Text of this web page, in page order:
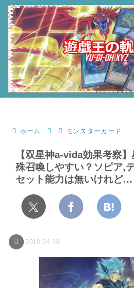
ホーム モンスターカード
【双星神a-vida効果考察
殊召喚しやすい？ソピア,
セット能力は無いけれど…
2019.04.19